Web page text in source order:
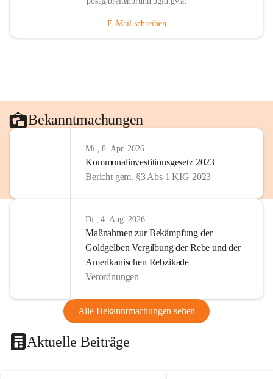
E-Mail schreiben
Bekanntmachungen
Mi., 8. Apr. 2026
Kommunalinvestitionsgesetz 2023
Bericht gem. §3 Abs 1 KIG 2023
Di., 4. Aug. 2026
Maßnahmen zur Bekämpfung der
Goldgelben Vergilbung der Rebe und der
Amerikanischen Rebzikade
Verordnungen
Alle Bekanntmachungen sehen
Aktuelle Beiträge